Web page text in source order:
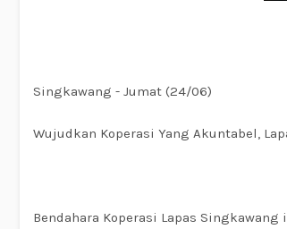
Singkawang - Jumat (24/06)
Wujudkan Koperasi Yang Akuntabel,
Bendahara Koperasi Lapas